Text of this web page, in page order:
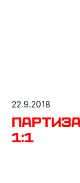
22.9.2018
1:1